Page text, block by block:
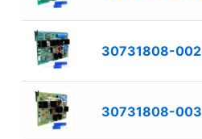
30731808-002
30731808-003